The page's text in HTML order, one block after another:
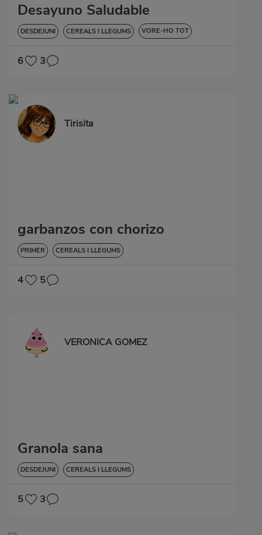
Desayuno Saludable
DESDEJUNI CEREALS I LLEGUMS VORE-HO TOT
6 3
Tirisita
garbanzos con chorizo
PRIMER CEREALS I LLEGUMS
4 5
VERONICA GOMEZ
Granola sana
DESDEJUNI CEREALS I LLEGUMS
5 3